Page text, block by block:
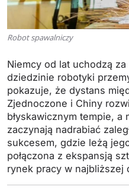
Robot spawalniczy
Niemcy od lat uchodzą
dziedzinie robotyki
pokazuje, że dystans
Zjednoczone i Chiny
błyskawicznym tempie, a
zaczynają nadrabiać
sukcesem, gdzie leżą
połączona z ekspansją
rynek pracy w najbliższej